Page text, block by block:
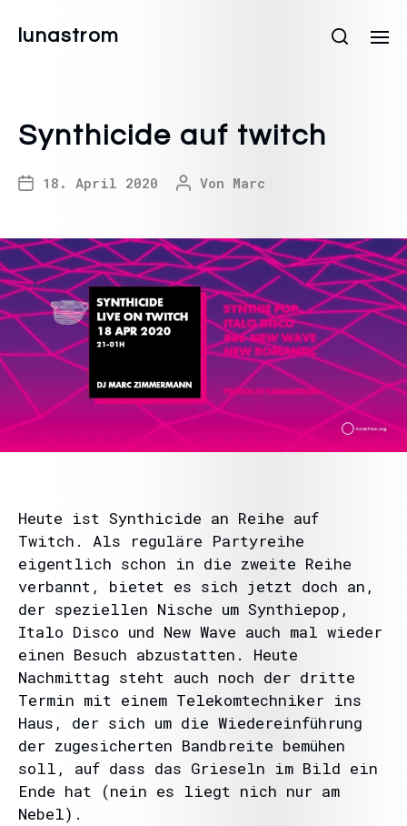
lunastrom
Synthicide auf twitch
18. April 2020 Von Marc
Heute ist Synthicide an Reihe auf
Twitch. Als reguläre Partyreihe
eigentlich schon in die zweite Reihe
verbannt, bietet es sich jetzt doch an,
der speziellen Nische um Synthiepop,
Italo Disco und New Wave auch mal wieder
einen Besuch abzustatten. Heute
Nachmittag steht auch noch der dritte
Termin mit einem Telekomtechniker ins
Haus, der sich um die Wiedereinführung
der zugesicherten Bandbreite bemühen
soll, auf dass das Grieseln im Bild ein
Ende hat (nein es liegt nich nur am
Nebel).